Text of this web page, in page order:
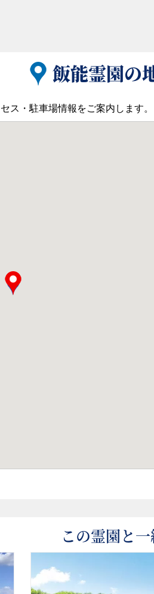
飯能霊園の
ス・駐車場情報をご案内します。
この霊園と